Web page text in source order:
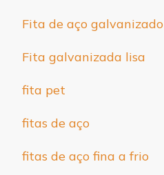
Fita de aço galvanizado
Fita galvanizada lisa
fita pet
fitas de aço
fitas de aço fina a frio